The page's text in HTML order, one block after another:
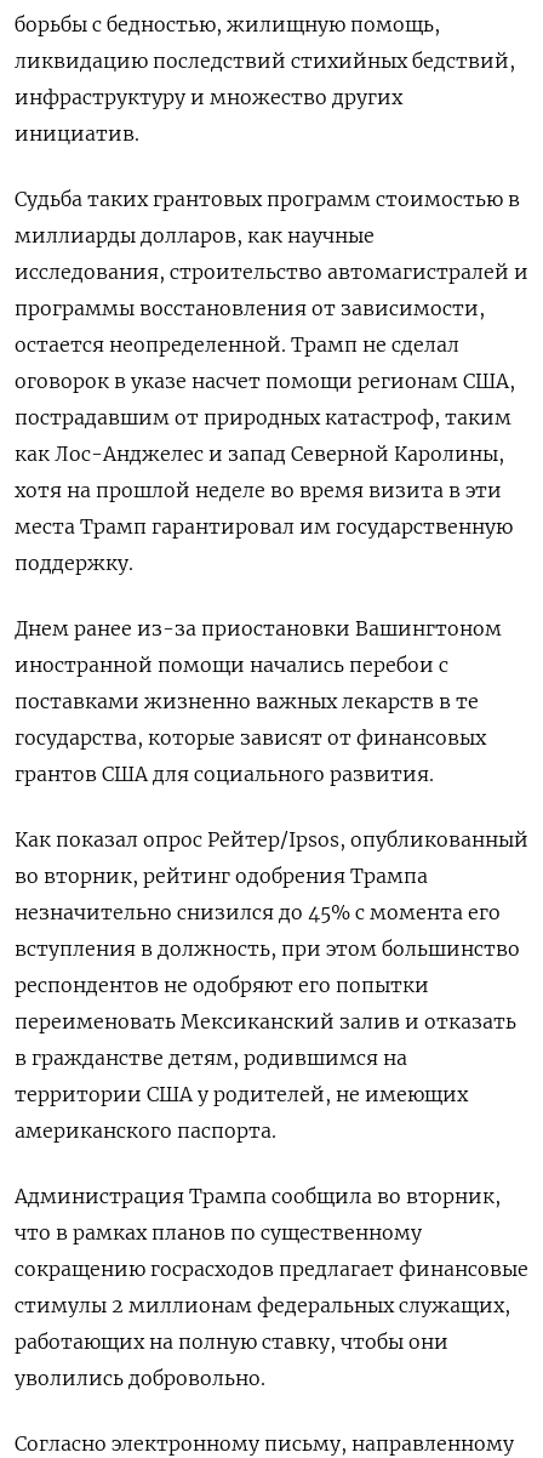
борьбы с бедностью, жилищную помощь,
ликвидацию последствий стихийных бедствий,
инфраструктуру и множество других
инициатив.
Судьба таких грантовых программ стоимостью в
миллиарды долларов, как научные
исследования, строительство автомагистралей и
программы восстановления от зависимости,
остается неопределенной. Трамп не сделал
оговорок в указе насчет помощи регионам США,
пострадавшим от природных катастроф, таким
как Лос-Анджелес и запад Северной Каролины,
хотя на прошлой неделе во время визита в эти
места Трамп гарантировал им государственную
поддержку.
Днем ранее из-за приостановки Вашингтоном
иностранной помощи начались перебои с
поставками жизненно важных лекарств в те
государства, которые зависят от финансовых
грантов США для социального развития.
Как показал опрос Рейтер/Ipsos, опубликованный
во вторник, рейтинг одобрения Трампа
незначительно снизился до 45% с момента его
вступления в должность, при этом большинство
респондентов не одобряют его попытки
переименовать Мексиканский залив и отказать
в гражданстве детям, родившимся на
территории США у родителей, не имеющих
американского паспорта.
Администрация Трампа сообщила во вторник,
что в рамках планов по существенному
сокращению госрасходов предлагает финансовые
стимулы 2 миллионам федеральных служащих,
работающих на полную ставку, чтобы они
уволились добровольно.
Согласно электронному письму, направленному